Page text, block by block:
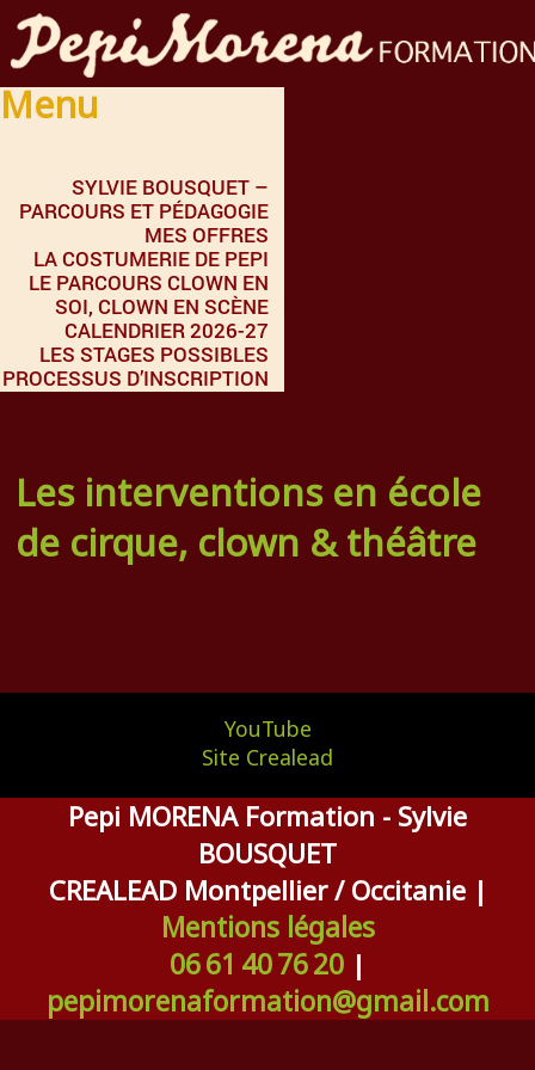
Menu
SYLVIE BOUSQUET –
PARCOURS ET PÉDAGOGIE
MES OFFRES
LA COSTUMERIE DE PEPI
LE PARCOURS CLOWN EN
SOI, CLOWN EN SCÈNE
CALENDRIER 2026-27
LES STAGES POSSIBLES
PROCESSUS D’INSCRIPTION
Les interventions en école
de cirque, clown & théâtre
YouTube
Site Crealead
Pepi MORENA Formation - Sylvie
BOUSQUET
CREALEAD Montpellier / Occitanie |
Mentions légales
06 61 40 76 20 |
pepimorenaformation@gmail.com